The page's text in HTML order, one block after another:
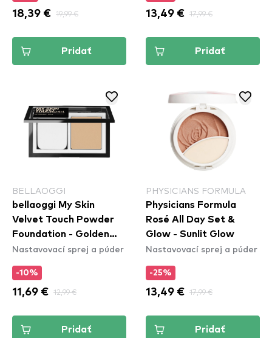
18,39 € 19,99 €
Pridať
13,49 € 17,99 €
Pridať
BELLAOGGI
bellaoggi My Skin
Velvet Touch Powder
Foundation - Golden
Beige
Nastavovací sprej a púder
-10%
11,69 € 12,99 €
Pridať
PHYSICIANS FORMULA
Physicians Formula
Rosé All Day Set &
Glow - Sunlit Glow
Nastavovací sprej a púder
-25%
13,49 € 17,99 €
Pridať